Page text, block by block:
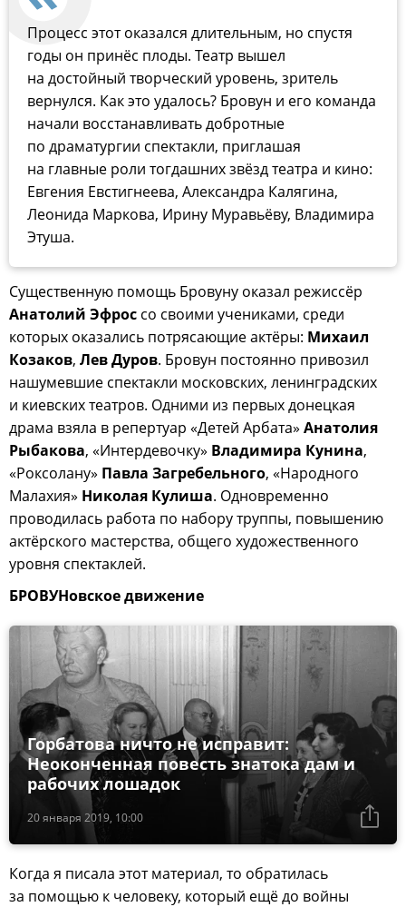
Процесс этот оказался длительным, но спустя
годы он принёс плоды. Театр вышел
на достойный творческий уровень, зритель
вернулся. Как это удалось? Бровун и его команда
начали восстанавливать добротные
по драматургии спектакли, приглашая
на главные роли тогдашних звёзд театра и кино:
Евгения Евстигнеева, Александра Калягина,
Леонида Маркова, Ирину Муравьёву, Владимира
Этуша.
Существенную помощь Бровуну оказал режиссёр
Анатолий Эфрос со своими учениками, среди
которых оказались потрясающие актёры: Михаил
Козаков, Лев Дуров. Бровун постоянно привозил
нашумевшие спектакли московских, ленинградских
и киевских театров. Одними из первых донецкая
драма взяла в репертуар «Детей Арбата» Анатолия
Рыбакова, «Интердевочку» Владимира Кунина,
«Роксолану» Павла Загребельного, «Народного
Малахия» Николая Кулиша. Одновременно
проводилась работа по набору труппы, повышению
актёрского мастерства, общего художественного
уровня спектаклей.
БРОВУНовское движение
20 января 2019, 10:00
Горбатова ничто не исправит:
Неоконченная повесть знатока дам и
рабочих лошадок
Когда я писала этот материал, то обратилась
за помощью к человеку, который ещё до войны